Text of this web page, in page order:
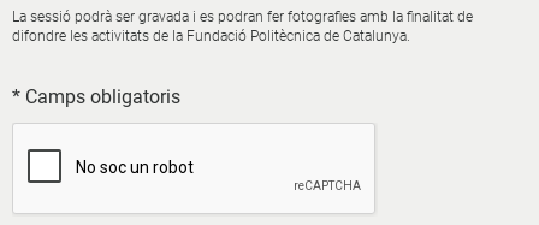
La sessió podrà ser gravada i es podran fer fotografies amb la finalitat de
difondre les activitats de la Fundació Politècnica de Catalunya.
* Camps obligatoris